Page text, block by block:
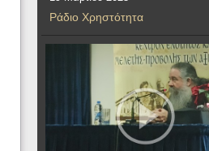
Ράδιο Χρηστότητα